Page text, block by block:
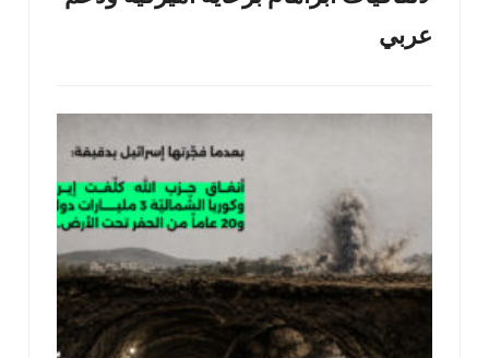
عربي